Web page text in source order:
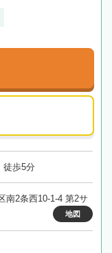
徒歩5分
南2条西10-1-4 第2サ
地図